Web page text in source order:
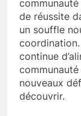
de réussite
un souffle
continue
nouveaux
découvrir.